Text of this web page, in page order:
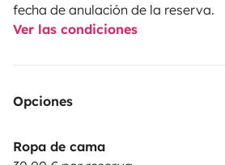
fecha de anulación de la reserva.
Ver las condiciones
Opciones
Ropa de cama